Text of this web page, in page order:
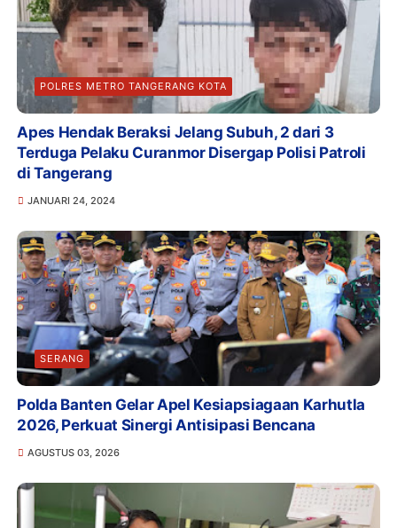
POLRES METRO TANGERANG KOTA
Apes Hendak Beraksi Jelang Subuh, 2 dari 3
Terduga Pelaku Curanmor Disergap Polisi Patroli
di Tangerang
JANUARI 24, 2024
SERANG
Polda Banten Gelar Apel Kesiapsiagaan Karhutla
2026, Perkuat Sinergi Antisipasi Bencana
AGUSTUS 03, 2026